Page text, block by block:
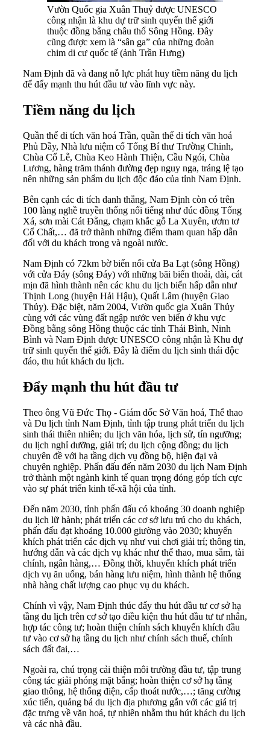
Vườn Quốc gia Xuân Thuỷ được UNESCO
công nhận là khu dự trữ sinh quyển thế giới
thuộc đồng bằng châu thổ Sông Hồng. Đây
cũng được xem là “sân ga” của những đoàn
chim di cư quốc tế (ảnh Trần Hưng)
Nam Định đã và đang nỗ lực phát huy tiềm năng du lịch
để đẩy mạnh thu hút đầu tư vào lĩnh vực này.
Tiềm năng du lịch
Quần thể di tích văn hoá Trần, quần thể di tích văn hoá
Phủ Dầy, Nhà lưu niệm cố Tổng Bí thư Trường Chinh,
Chùa Cổ Lễ, Chùa Keo Hành Thiện, Cầu Ngói, Chùa
Lương, hàng trăm thánh đường đẹp nguy nga, tráng lệ tạo
nên những sản phẩm du lịch độc đáo của tỉnh Nam Định.
Bên cạnh các di tích danh thắng, Nam Định còn có trên
100 làng nghề truyền thống nổi tiếng như đúc đồng Tống
Xá, sơn mài Cát Đằng, chạm khắc gỗ La Xuyên, ươm tơ
Cổ Chất,… đã trở thành những điểm tham quan hấp dẫn
đối với du khách trong và ngoài nước.
Nam Định có 72km bờ biển nối cửa Ba Lạt (sông Hồng)
với cửa Đáy (sông Đáy) với những bãi biển thoải, dài, cát
mịn đã hình thành nên các khu du lịch biển hấp dẫn như
Thịnh Long (huyện Hải Hậu), Quất Lâm (huyện Giao
Thủy). Đặc biệt, năm 2004, Vườn quốc gia Xuân Thủy
cùng với các vùng đất ngập nước ven biển ở khu vực
Đồng bằng sông Hồng thuộc các tỉnh Thái Bình, Ninh
Bình và Nam Định được UNESCO công nhận là Khu dự
trữ sinh quyển thế giới. Đây là điểm du lịch sinh thái độc
đáo, thu hút khách du lịch.
Đẩy mạnh thu hút đầu tư
Theo ông Vũ Đức Thọ - Giám đốc Sở Văn hoá, Thể thao
và Du lịch tỉnh Nam Định, tỉnh tập trung phát triển du lịch
sinh thái thiên nhiên; du lịch văn hóa, lịch sử, tín ngưỡng;
du lịch nghỉ dưỡng, giải trí; du lịch cộng đồng; du lịch
chuyên đề với hạ tầng dịch vụ đồng bộ, hiện đại và
chuyên nghiệp. Phấn đấu đến năm 2030 du lịch Nam Định
trở thành một ngành kinh tế quan trọng đóng góp tích cực
vào sự phát triển kinh tế-xã hội của tỉnh.
Đến năm 2030, tỉnh phấn đấu có khoảng 30 doanh nghiệp
du lịch lữ hành; phát triển các cơ sở lưu trú cho du khách,
phấn đấu đạt khoảng 10.000 giường vào 2030; khuyến
khích phát triển các dịch vụ như vui chơi giải trí; thông tin,
hướng dẫn và các dịch vụ khác như thể thao, mua sắm, tài
chính, ngân hàng,… Đồng thời, khuyến khích phát triển
dịch vụ ăn uống, bán hàng lưu niệm, hình thành hệ thống
nhà hàng chất lượng cao phục vụ du khách.
Chính vì vậy, Nam Định thúc đẩy thu hút đầu tư cơ sở hạ
tầng du lịch trên cơ sở tạo điều kiện thu hút đầu tư tư nhân,
hợp tác công tư; hoàn thiện chính sách khuyến khích đầu
tư vào cơ sở hạ tầng du lịch như chính sách thuế, chính
sách đất đai,…
Ngoài ra, chú trọng cải thiện môi trường đầu tư, tập trung
công tác giải phóng mặt bằng; hoàn thiện cơ sở hạ tầng
giao thông, hệ thống điện, cấp thoát nước,…; tăng cường
xúc tiến, quảng bá du lịch địa phương gắn với các giá trị
đặc trưng về văn hoá, tự nhiên nhằm thu hút khách du lịch
và các nhà đầu.